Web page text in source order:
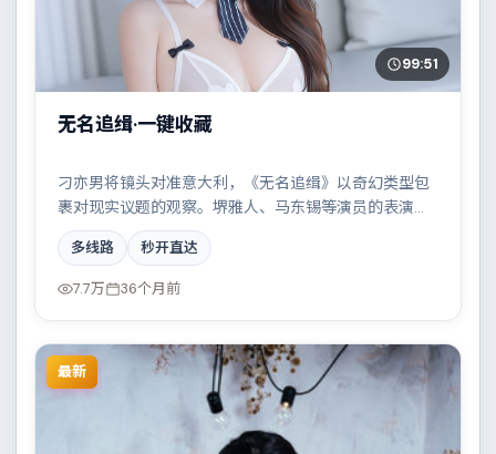
99:51
无名追缉·一键收藏
刁亦男将镜头对准意大利，《无名追缉》以奇幻类型包
裹对现实议题的观察。堺雅人、马东锡等演员的表演层
次丰富，小人物在时代洪流中的抉择令人唏嘘。全片在
类型元素与人文关怀之间取得平衡。
多线路 秒开直达
7.7万 36个月前
最新